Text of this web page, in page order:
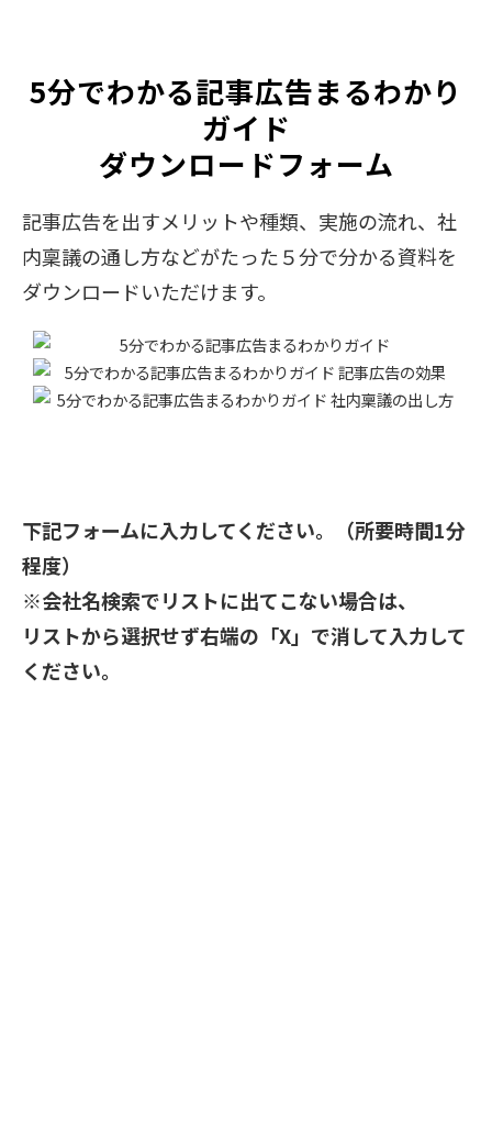
5分でわかる記事広告まるわかり
ガイド
ダウンロードフォーム
記事広告を出すメリットや種類、実施の流れ、社
内稟議の通し方などがたった５分で分かる資料を
ダウンロードいただけます。
下記フォームに入力してください。（所要時間1分
程度）
※会社名検索でリストに出てこない場合は、
リストから選択せず右端の「X」で消して入力して
ください。